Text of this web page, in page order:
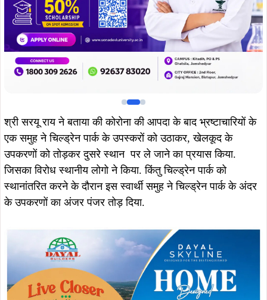
के उपकरणों का अंजर पंजर तोड़ दिया.